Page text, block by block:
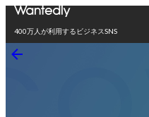
400万人が利用するビジネスSNS